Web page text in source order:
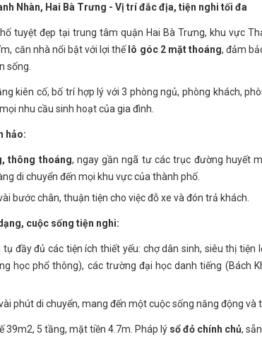
Nhàn, Hai Bà Trưng - Vị trí đắc địa, tiện nghi tối đa
tuyệt đẹp tại trung tâm quận Hai Bà Trưng, khu vực
căn nhà nổi bật với lợi thế lô góc 2 mặt thoáng, đảm
sống.
kiên cố, bố trí hợp lý với 3 phòng ngủ, phòng khách,
nhu cầu sinh hoạt của gia đình.
hảo:
thông thoáng, ngay gần ngã tư các trục đường huyết
di chuyển đến mọi khu vực của thành phố.
bước chân, thuận tiện cho việc đỗ xe và đón trả khách.
cuộc sống tiện nghi:
đầy đủ các tiện ích thiết yếu: chợ dân sinh, siêu thị tiện
học phổ thông), các trường đại học danh tiếng (Bách
phút di chuyển, mang đến một cuộc sống năng động và
39m2, 5 tầng, mặt tiền 4.7m. Pháp lý sổ đỏ chính chủ,